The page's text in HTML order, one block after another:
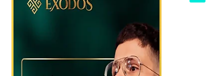
MI CUENTA